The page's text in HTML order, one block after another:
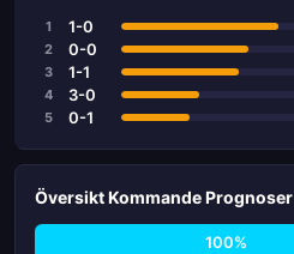
1 1-0
2 0-0
3 1-1
4 3-0
5 0-1
Översikt Kommande Prognoser
100%